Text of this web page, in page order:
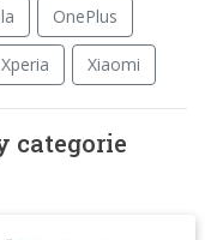
OnePlus
Xiaomi
categorie